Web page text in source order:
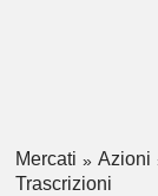
Mercati Azioni
Trascrizioni